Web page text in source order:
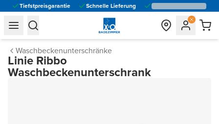
Tiefstpreisgarantie Schnelle Lieferung
general.navigation.toggle_menu.label
general.navigation.toggle_menu.label
Waschbeckenunterschränke
Linie Ribbo
Waschbeckenunterschrank